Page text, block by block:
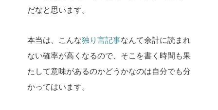
だなと思います。
本当は、こんな独り言記事なんて余計に読まれ
ない確率が高くなるので、そこを書く時間も果
たして意味があるのかどうかなのは自分でも分
かってはいます。